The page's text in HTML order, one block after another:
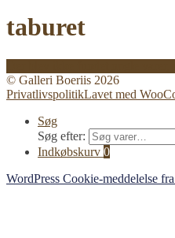
taburet
© Galleri Boeriis 2026
PrivatlivspolitikLavet med
Søg
Søg efter:
Indkøbskurv 0
WordPress Cookie-meddelelse